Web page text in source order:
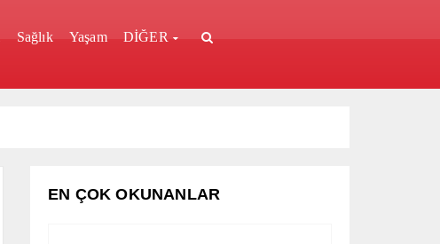
Sağlık Yaşam DİĞER
EN ÇOK OKUNANLAR